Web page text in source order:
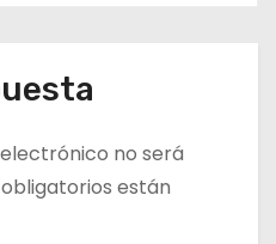
no será
están